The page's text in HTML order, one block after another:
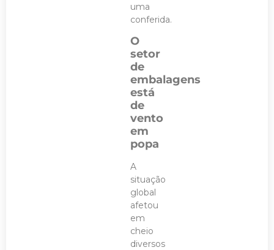
uma
conferida.
O
setor
de
embalagens
está
de
vento
em
popa
A
situação
global
afetou
em
cheio
diversos